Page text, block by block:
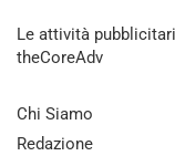
Le attività
theCoreAdv
Chi Siamo
Redazione